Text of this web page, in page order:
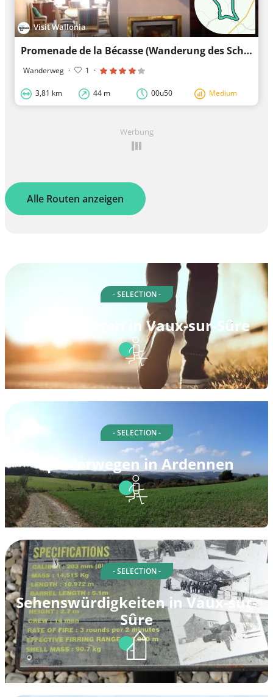
Visit Wallonia
Promenade de la Bécasse (Wanderung des Schnepfen)
Wanderweg · 1 ·
3,81 km 44 m 00u50 Medium
Werbung
Alle Routen anzeigen
- SELECTION -
Spazierwegen in Vaux-sur-Sûre
- SELECTION -
Spazierwegen in Ardennen
- SELECTION -
Sehenswürdigkeiten in Vaux-sur-
Sûre